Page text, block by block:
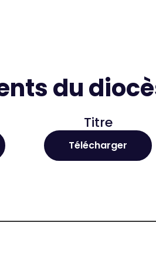
du
Titre​
Télécharger